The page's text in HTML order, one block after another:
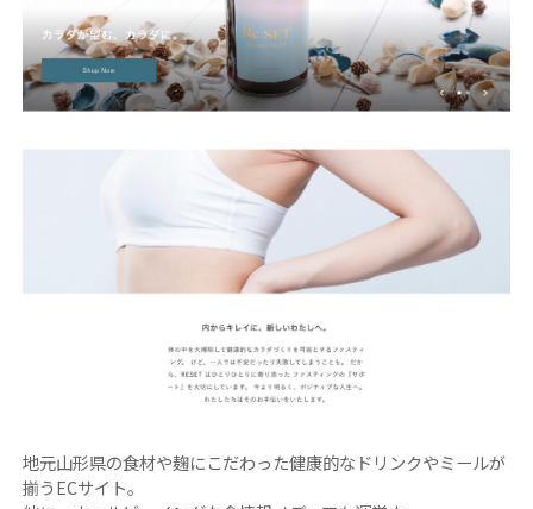
地元山形県の食材や麹にこだわった健康的なドリンクやミールが
揃うECサイト。